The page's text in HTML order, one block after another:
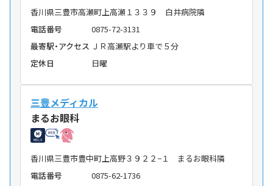
香川県三豊市高瀬町上高瀬１３３９ 白井病院隣
電話番号
0875-72-3131
最寄駅・アクセス ＪＲ高瀬駅より車で５分
定休日
日曜
三豊メディカル
まるお眼科
香川県三豊市豊中町上高野３９２２−１ まるお眼科隣
電話番号
0875-62-1736